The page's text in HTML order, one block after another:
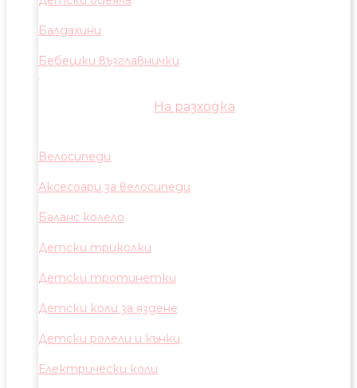
Балдахини
Бебешки възглавнички
На разходка
Велосипеди
Аксесоари за велосипеди
Баланс колело
Детски триколки
Детски тротинетки
Детски коли за яздене
Детски ролели и кънки
Електрически коли